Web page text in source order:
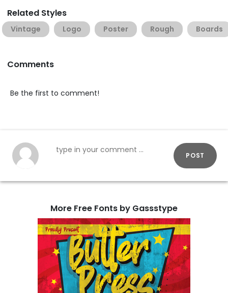
Related Styles
Vintage Logo Poster Rough Boards
Comments
Be the first to comment!
POST
More Free Fonts by Gassstype